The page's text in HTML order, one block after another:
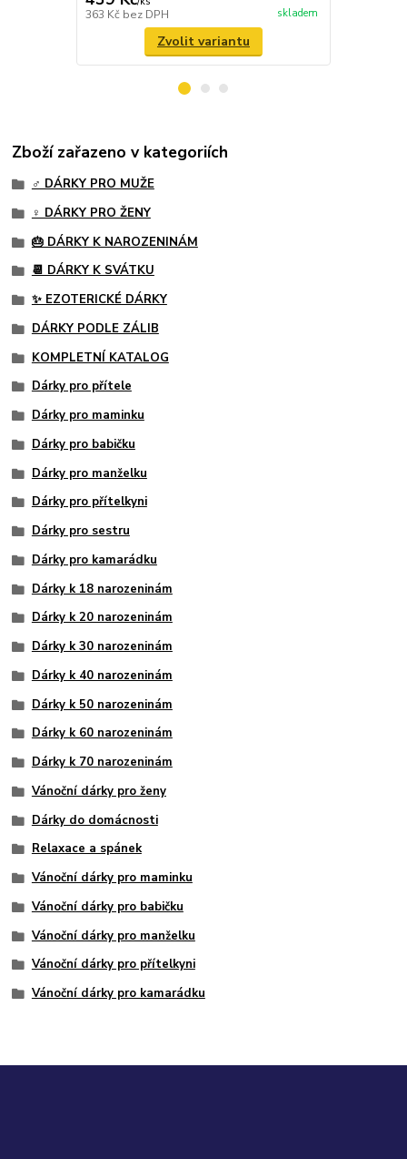
363 Kč bez DPH skladem
Zvolit variantu
Zboží zařazeno v kategoriích
♂️ DÁRKY PRO MUŽE
♀️ DÁRKY PRO ŽENY
🎂 DÁRKY K NAROZENINÁM
📆 DÁRKY K SVÁTKU
✨ EZOTERICKÉ DÁRKY
DÁRKY PODLE ZÁLIB
KOMPLETNÍ KATALOG
Dárky pro přítele
Dárky pro maminku
Dárky pro babičku
Dárky pro manželku
Dárky pro přítelkyni
Dárky pro sestru
Dárky pro kamarádku
Dárky k 18 narozeninám
Dárky k 20 narozeninám
Dárky k 30 narozeninám
Dárky k 40 narozeninám
Dárky k 50 narozeninám
Dárky k 60 narozeninám
Dárky k 70 narozeninám
Vánoční dárky pro ženy
Dárky do domácnosti
Relaxace a spánek
Vánoční dárky pro maminku
Vánoční dárky pro babičku
Vánoční dárky pro manželku
Vánoční dárky pro přítelkyni
Vánoční dárky pro kamarádku